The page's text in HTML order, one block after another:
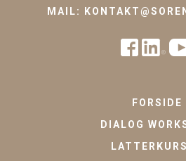
MAIL:
FORSIDE
DIALOG